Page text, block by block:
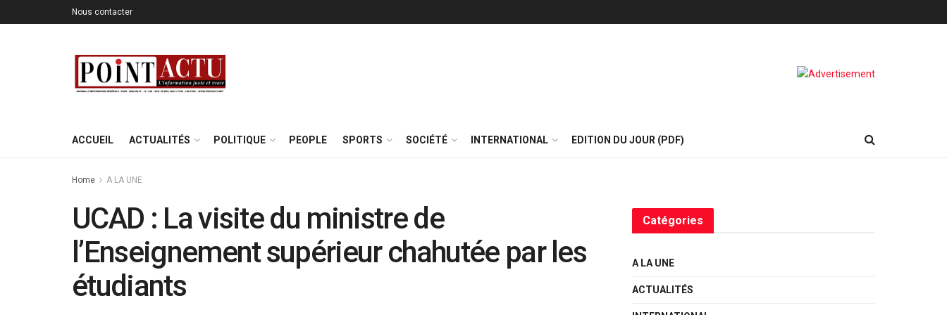
Nous contacter
ACCUEIL ACTUALITÉS POLITIQUE PEOPLE SPORTS SOCIÉTÉ INTERNATIONAL EDITION DU JOUR (PDF)
Home A LA UNE
UCAD : La visite du ministre de
l’Enseignement supérieur chahutée par les
étudiants
Catégories
A LA UNE
ACTUALITÉS